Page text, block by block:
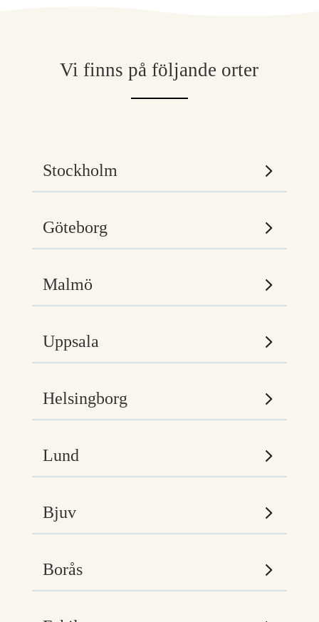
Vi finns på följande orter
Stockholm
Göteborg
Malmö
Uppsala
Helsingborg
Lund
Bjuv
Borås